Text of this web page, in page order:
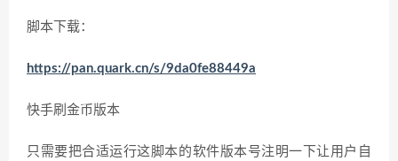
脚本下载：
https://pan.quark.cn/s/9da0fe88449a
快手刷金币版本
只需要把合适运行这脚本的软件版本号注明一下让用户自